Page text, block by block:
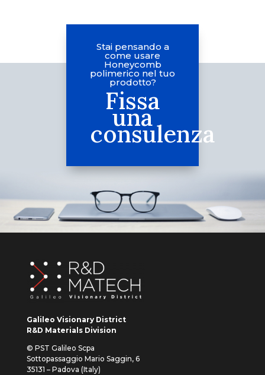
Stai pensando a
come usare
Honeycomb
polimerico nel tuo
prodotto?
Fissa
una
consulenza
Galileo Visionary District
R&D Materials Division
© PST Galileo Scpa
Sottopassaggio Mario Saggin, 6
35131 – Padova (Italy)